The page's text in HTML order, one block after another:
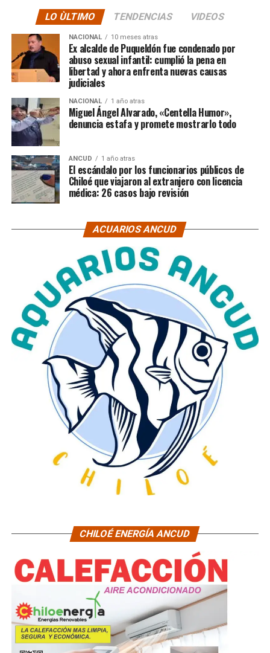
LO ÙLTIMO TENDENCIAS VIDEOS
NACIONAL 10 meses atras
Ex alcalde de Puqueldón fue condenado por
abuso sexual infantil: cumplió la pena en
libertad y ahora enfrenta nuevas causas
judiciales
NACIONAL 1 año atras
Miguel Ángel Alvarado, «Centella Humor»,
denuncia estafa y promete mostrarlo todo
ANCUD 1 año atras
El escándalo por los funcionarios públicos de
Chiloé que viajaron al extranjero con licencia
médica: 26 casos bajo revisión
ACUARIOS ANCUD
CHILOÉ ENERGÍA ANCUD